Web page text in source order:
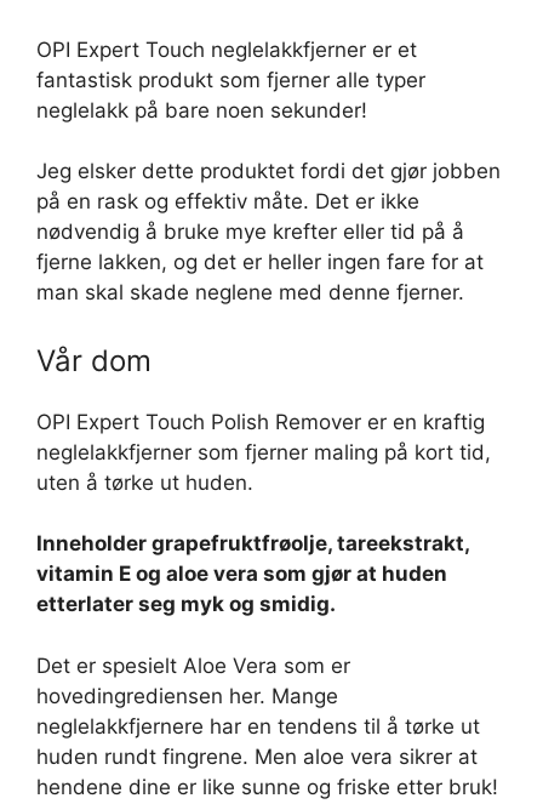
OPI Expert Touch neglelakkfjerner er et
fantastisk produkt som fjerner alle typer
neglelakk på bare noen sekunder!
Jeg elsker dette produktet fordi det gjør jobben
på en rask og effektiv måte. Det er ikke
nødvendig å bruke mye krefter eller tid på å
fjerne lakken, og det er heller ingen fare for at
man skal skade neglene med denne fjerner.
Vår dom
OPI Expert Touch Polish Remover er en kraftig
neglelakkfjerner som fjerner maling på kort tid,
uten å tørke ut huden.
Inneholder grapefruktfrøolje, tareekstrakt,
vitamin E og aloe vera som gjør at huden
etterlater seg myk og smidig.
Det er spesielt Aloe Vera som er
hovedingrediensen her. Mange
neglelakkfjernere har en tendens til å tørke ut
huden rundt fingrene. Men aloe vera sikrer at
hendene dine er like sunne og friske etter bruk!